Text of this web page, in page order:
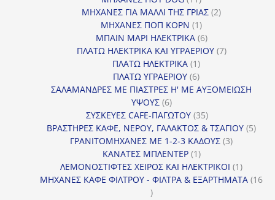
προϊόντα
ΜΗΧΑΝΕΣ ΓΙΑ ΜΑΛΛΙ ΤΗΣ ΓΡΙΑΣ 22
ΜΗΧΑΝΕΣ ΠΟΠ ΚΟΡΝ 11
προϊόν
ΜΠΑΙΝ ΜΑΡΙ ΗΛΕΚΤΡΙΚΑ 66
προϊόντα
ΠΛΑΤΩ ΗΛΕΚΤΡΙΚΑ ΚΑΙ ΥΓΡΑΕΡΙΟΥ 77
ΠΛΑΤΩ ΗΛΕΚΤΡΙΚΑ 11
προϊόν
ΠΛΑΤΩ ΥΓΡΑΕΡΙΟΥ 66
προϊόντα
ΣΑΛΑΜΑΝΔΡΕΣ ΜΕ ΠΙΑΣΤΡΕΣ Η' ΜΕ ΑΥΞΟΜΕΙΩΣΗ
ΥΨΟΥΣ 66
προϊόντα
ΣΥΣΚΕΥΕΣ CAFE-ΠΑΓΩΤΟΥ 3535
προϊόντα
ΒΡΑΣΤΗΡΕΣ ΚΑΦΕ, ΝΕΡΟΥ, ΓΑΛΑΚΤΟΣ & ΤΣΑΓΙΟΥ 55
ΓΡΑΝΙΤΟΜΗΧΑΝΕΣ ΜΕ 1-2-3 ΚΑΔΟΥΣ 33
ΚΑΝΑΤΕΣ ΜΠΛΕΝΤΕΡ 11
προϊόν
ΛΕΜΟΝΟΣΤΙΦΤΕΣ ΧΕΙΡΟΣ ΚΑΙ ΗΛΕΚΤΡΙΚΟΙ 11
προϊόν
ΜΗΧΑΝΕΣ ΚΑΦΕ ΦΙΛΤΡΟΥ - ΦΙΛΤΡΑ & ΕΞΑΡΤΗΜΑΤΑ 16
16